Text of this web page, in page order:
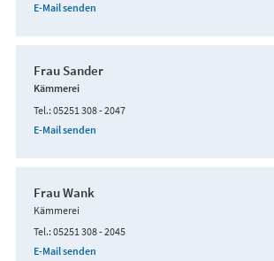
E-Mail senden
Frau Sander
Kämmerei
Tel. 05251 308 - 2047
E-Mail senden
Frau Wank
Kämmerei
Tel. 05251 308 - 2045
E-Mail senden